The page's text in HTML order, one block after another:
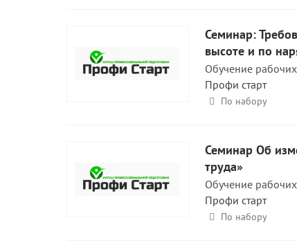
Семинар:
высоте и по
Обучение
Профи старт
По набору
Семинар Об
труда»
Обучение
Профи старт
По набору